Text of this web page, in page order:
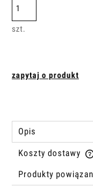
szt.
zapytaj o produkt
Opis
Koszty dostawy
Cena nie zawiera
Produkty